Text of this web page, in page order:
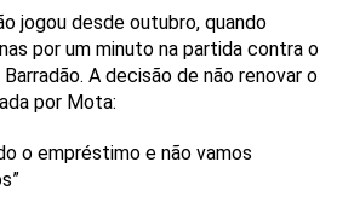
jogou desde outubro, quando
por um minuto na partida contra o
A decisão de não renovar o
por Mota:
o empréstimo e não vamos